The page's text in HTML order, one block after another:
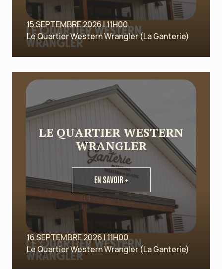
15 SEPTEMBRE 2026 | 11H00
Le Quartier Western Wrangler (La Ganterie)
LE QUARTIER WESTERN
WRANGLER
EN SAVOIR +
16 SEPTEMBRE 2026 | 11H00
Le Quartier Western Wrangler (La Ganterie)